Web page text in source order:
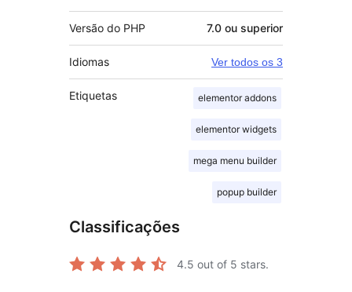
Versão do PHP 7.0 ou superior
Idiomas Ver todos os 3
Etiquetas elementor addons
elementor widgets
mega menu builder
popup builder
Classificações
4.5 out of 5 stars.